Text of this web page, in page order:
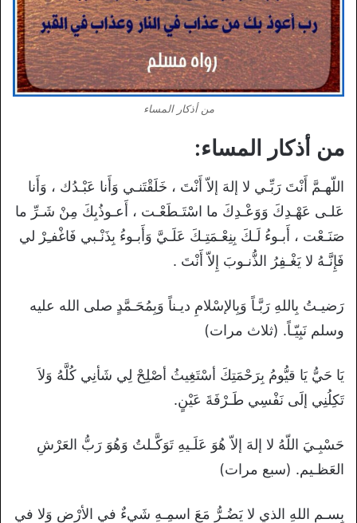
من أذكار المساء
من أذكار المساء:
اللّهـمَّ أَنْتَ رَبِّـي لا إلهَ إلاّ أَنْتَ ، خَلَقْتَنـي وَأَنا عَبْـدُك ، وَأَنا
عَلـى عَهْـدِكَ وَوَعْـدِكَ ما اسْتَـطَعْـت ، أَعـوذُبِكَ مِنْ شَـرِّ ما
صَنَـعْت ، أَبـوءُ لَـكَ بِنِعْـمَتِـكَ عَلَـيَّ وَأَبـوءُ بِذَنْـبي فَاغْفـِرْ لي
فَإِنَّـهُ لا يَغْـفِرُ الذُّنـوبَ إِلاّ أَنْتَ .
رَضيـتُ بِاللهِ رَبَّـاً وَبِالإسْلامِ ديـناً وَبِمُحَـمَّدٍ صلى الله عليه
وسلم نَبِيّـاً. (ثلاث مرات)
يَا حَيُّ يَا قيُّومُ بِرَحْمَتِكَ أسْتَغِيثُ أصْلِحْ لِي شَأنِي كُلَّهُ وَلاَ
تَكِلُنِي إلَى نَفْسِي طَـرْفَةَ عَيْنٍ.
حَسْبِـيَ اللّهُ لا إلهَ إلاّ هُوَ عَلَـيهِ تَوَكَّـلتُ وَهُوَ رَبُّ العَرْشِ
العَظـيم. (سبع مرات)
بِسـمِ اللهِ الذي لا يَضُـرُّ مَعَ اسمِـهِ شَيءٌ في الأرْضِ وَلا في